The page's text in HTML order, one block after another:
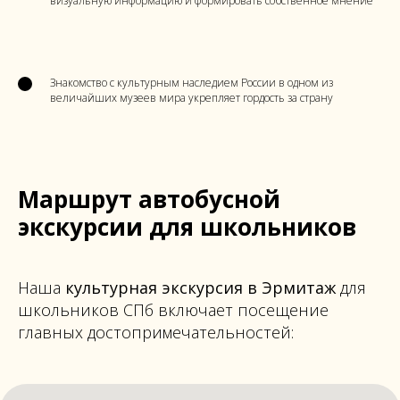
Знакомство с культурным наследием России в одном из
величайших музеев мира укрепляет гордость за страну
Маршрут автобусной
экскурсии для школьников
Наша культурная экскурсия в Эрмитаждля
школьников СПб включает посещение
главных достопримечательностей: